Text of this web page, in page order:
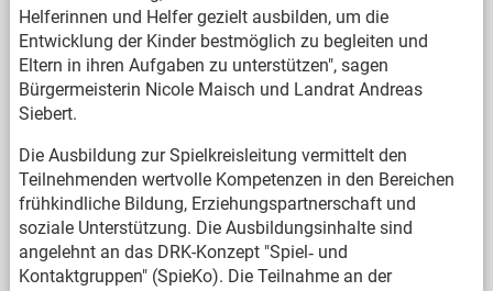
Helferinnen und Helfer gezielt ausbilden, um die
Entwicklung der Kinder bestmöglich zu begleiten und
Eltern in ihren Aufgaben zu unterstützen", sagen
Bürgermeisterin Nicole Maisch und Landrat Andreas
Siebert.
Die Ausbildung zur Spielkreisleitung vermittelt den
Teilnehmenden wertvolle Kompetenzen in den Bereichen
frühkindliche Bildung, Erziehungspartnerschaft und
soziale Unterstützung. Die Ausbildungsinhalte sind
angelehnt an das DRK-Konzept "Spiel‐ und
Kontaktgruppen" (SpieKo). Die Teilnahme an der